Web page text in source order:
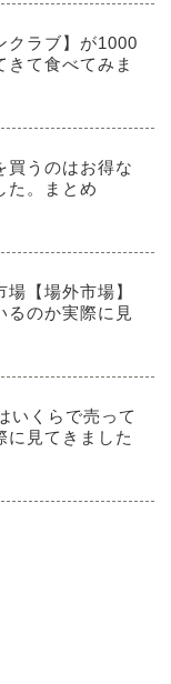
クラブ】が1000
きて食べてみま
買うのはお得な
た。まとめ
【場外市場】
るのか実際に見
いくらで売って
に見てきました